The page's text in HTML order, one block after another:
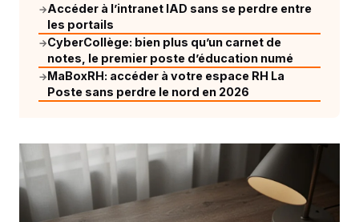
→Accéder à l’intranet IAD sans se perdre entre
les portails
→CyberCollège: bien plus qu’un carnet de
notes, le premier poste d’éducation numé
→MaBoxRH: accéder à votre espace RH La
Poste sans perdre le nord en 2026